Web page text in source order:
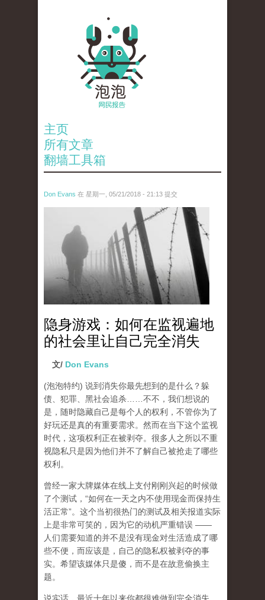
主页
所有文章
翻墙工具箱
Don Evans 在 星期一, 05/21/2018 - 21:13 提交
wechatimg1066.jpeg
隐身游戏：如何在监视遍地
的社会里让自己完全消失
文/ Don Evans
(泡泡特约) 说到消失你最先想到的是什么？躲
债、犯罪、黑社会追杀……不不，我们想说的
是，随时隐藏自己是每个人的权利，不管你为了
好玩还是真的有重要需求。然而在当下这个监视
时代，这项权利正在被剥夺。很多人之所以不重
视隐私只是因为他们并不了解自己被抢走了哪些
权利。
曾经一家大牌媒体在线上支付刚刚兴起的时候做
了个测试，“如何在一天之内不使用现金而保持生
活正常”。这个当初很热门的测试及相关报道实际
上是非常可笑的，因为它的动机严重错误 ——
人们需要知道的并不是没有现金对生活造成了哪
些不便，而应该是，自己的隐私权被剥夺的事
实。希望该媒体只是傻，而不是在故意偷换主
题。